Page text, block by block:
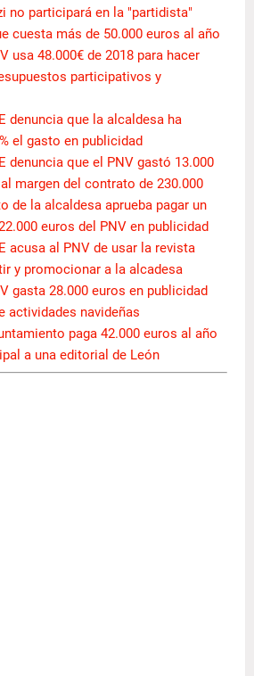
no participará en la "partidista"
cuesta más de 50.000 euros al año
usa 48.000€ de 2018 para hacer
participativos y
denuncia que la alcaldesa ha
el gasto en publicidad
denuncia que el PNV gastó 13.000
margen del contrato de 230.000
de la alcaldesa aprueba pagar un
euros del PNV en publicidad
acusa al PNV de usar la revista
y promocionar a la alcadesa
gasta 28.000 euros en publicidad
actividades navideñas
paga 42.000 euros al año
a una editorial de León